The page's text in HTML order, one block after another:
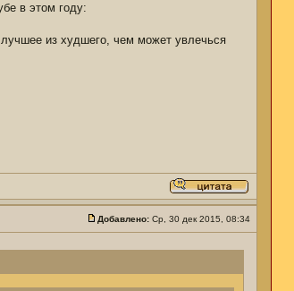
в этом году:
из худшего, чем может увлечься
Добавлено: Ср, 30 дек 2015, 08:34